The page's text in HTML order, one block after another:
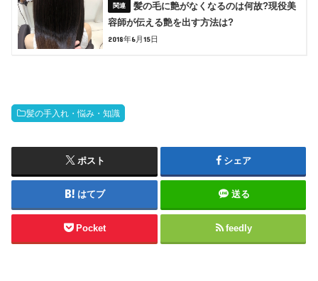
髪の毛に艶がなくなるのは何故?現役美
容師が伝える艶を出す方法は?
2018年6月15日
髪の手入れ・悩み・知識
ポスト シェア
はてブ 送る
Pocket feedly